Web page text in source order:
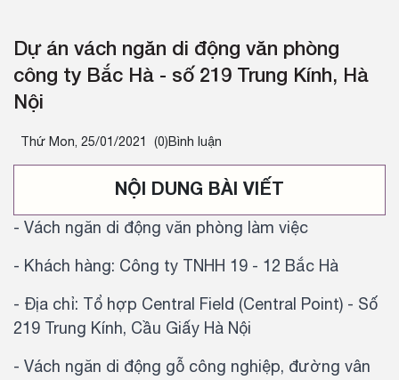
Dự án vách ngăn di động văn phòng
công ty Bắc Hà - số 219 Trung Kính, Hà
Nội
Thứ Mon, 25/01/2021 (0)Bình luận
NỘI DUNG BÀI VIẾT
- Vách ngăn di động văn phòng làm việc
- Khách hàng: Công ty TNHH 19 - 12 Bắc Hà
- Địa chỉ: Tổ hợp Central Field (Central Point) - Số
219 Trung Kính, Cầu Giấy Hà Nội
- Vách ngăn di động gỗ công nghiệp, đường vân